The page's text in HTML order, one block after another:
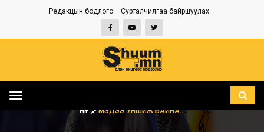
Редакцын бодлого Сурталчилгаа байршуулах
Toggle
НҮҮР МЭДЭЭ УНШИЖ БАЙНА...